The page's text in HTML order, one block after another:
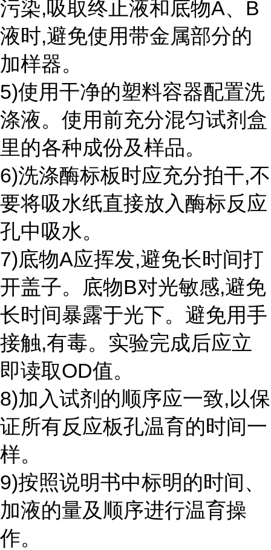
污染,吸取终止液和底物A、B
液时,避免使用带金属部分的
加样器。
5)使用干净的塑料容器配置洗
涤液。使用前充分混匀试剂盒
里的各种成份及样品。
6)洗涤酶标板时应充分拍干,不
要将吸水纸直接放入酶标反应
孔中吸水。
7)底物A应挥发,避免长时间打
开盖子。底物B对光敏感,避免
长时间暴露于光下。避免用手
接触,有毒。实验完成后应立
即读取OD值。
8)加入试剂的顺序应一致,以保
证所有反应板孔温育的时间一
样。
9)按照说明书中标明的时间、
加液的量及顺序进行温育操
作。